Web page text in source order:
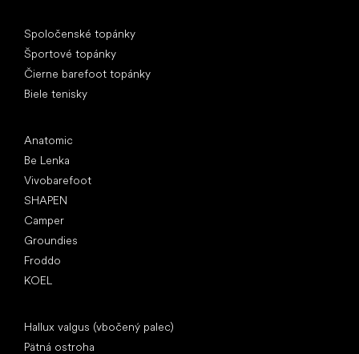
Spoločenské topánky
Športové topánky
Čierne barefoot topánky
Biele tenisky
Anatomic
Be Lenka
Vivobarefoot
SHAPEN
Camper
Groundies
Froddo
KOEL
Hallux valgus (vbočený palec)
Pätná ostroha